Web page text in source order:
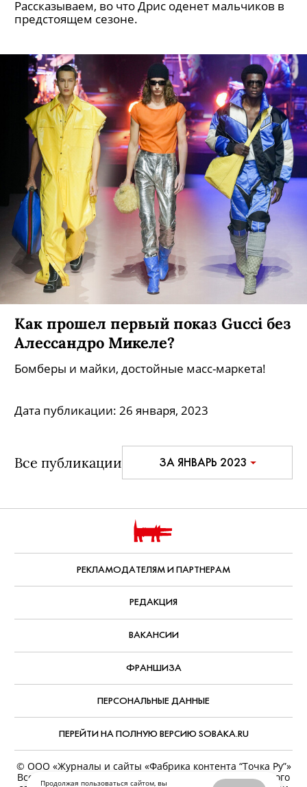
Продолжая пользоваться сайтом, вы
Рассказываем, во что Дрис оденет мальчиков в
предстоящем сезоне.
Как прошел первый показ Gucci без
Алессандро Микеле?
Бомберы и майки, достойные масс-маркета!
Дата публикации: 26 января, 2023
Все публикации ЗА ЯНВАРЬ 2023
РЕКЛАМОДАТЕЛЯМ И ПАРТНЕРАМ
РЕДАКЦИЯ
ВАКАНСИИ
ФРАНШИЗА
ПЕРСОНАЛЬНЫЕ ДАННЫЕ
ПЕРЕЙТИ НА ПОЛНУЮ ВЕРСИЮ SOBAKA.RU
© ООО «Журналы и сайты «Фабрика контента “Точка Ру”»
Все права защищены. Перепечатка материалов данного